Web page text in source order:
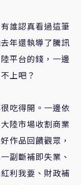
誰認真看過這筆
年還執導了騰訊
平台的錢，一邊
上吧？
吃得開。一邊依
陸市場收割商業
作品回饋觀眾，
副斷補即失業、
利我要、財政補